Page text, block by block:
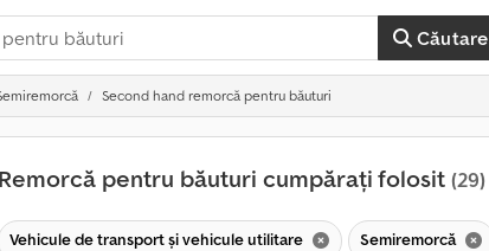
Căutare
Second hand remorcă pentru băuturi
Remorcă pentru băuturi cumpărați folosit (29)
Vehicule de transport şi vehicule utilitare Semiremorcă